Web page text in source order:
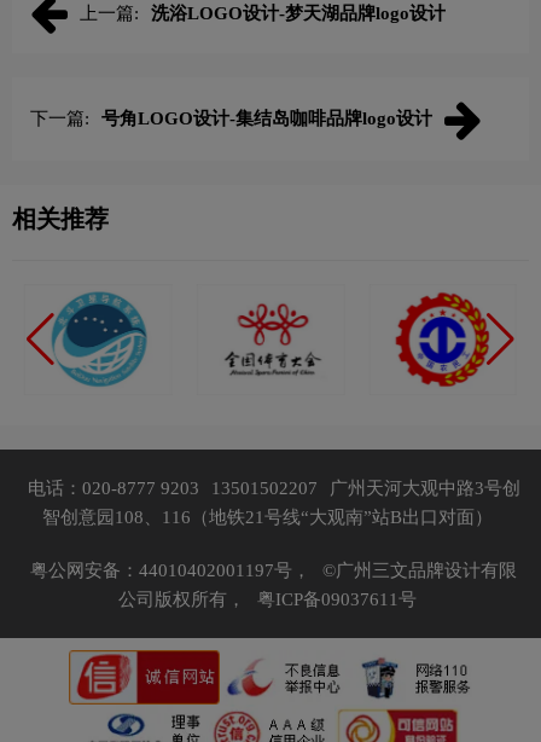
上一篇: 洗浴LOGO设计-梦天湖品牌logo设计
下一篇: 号角LOGO设计-集结岛咖啡品牌logo设计
相关推荐
电话：020-8777 9203 13501502207
广州天河大观中路3号创
智创意园108、116（地铁21号线“大观南”站B出口对面）
粤公网安备：44010402001197号，
©广州三文品牌设计有限
公司版权所有，
粤ICP备09037611号